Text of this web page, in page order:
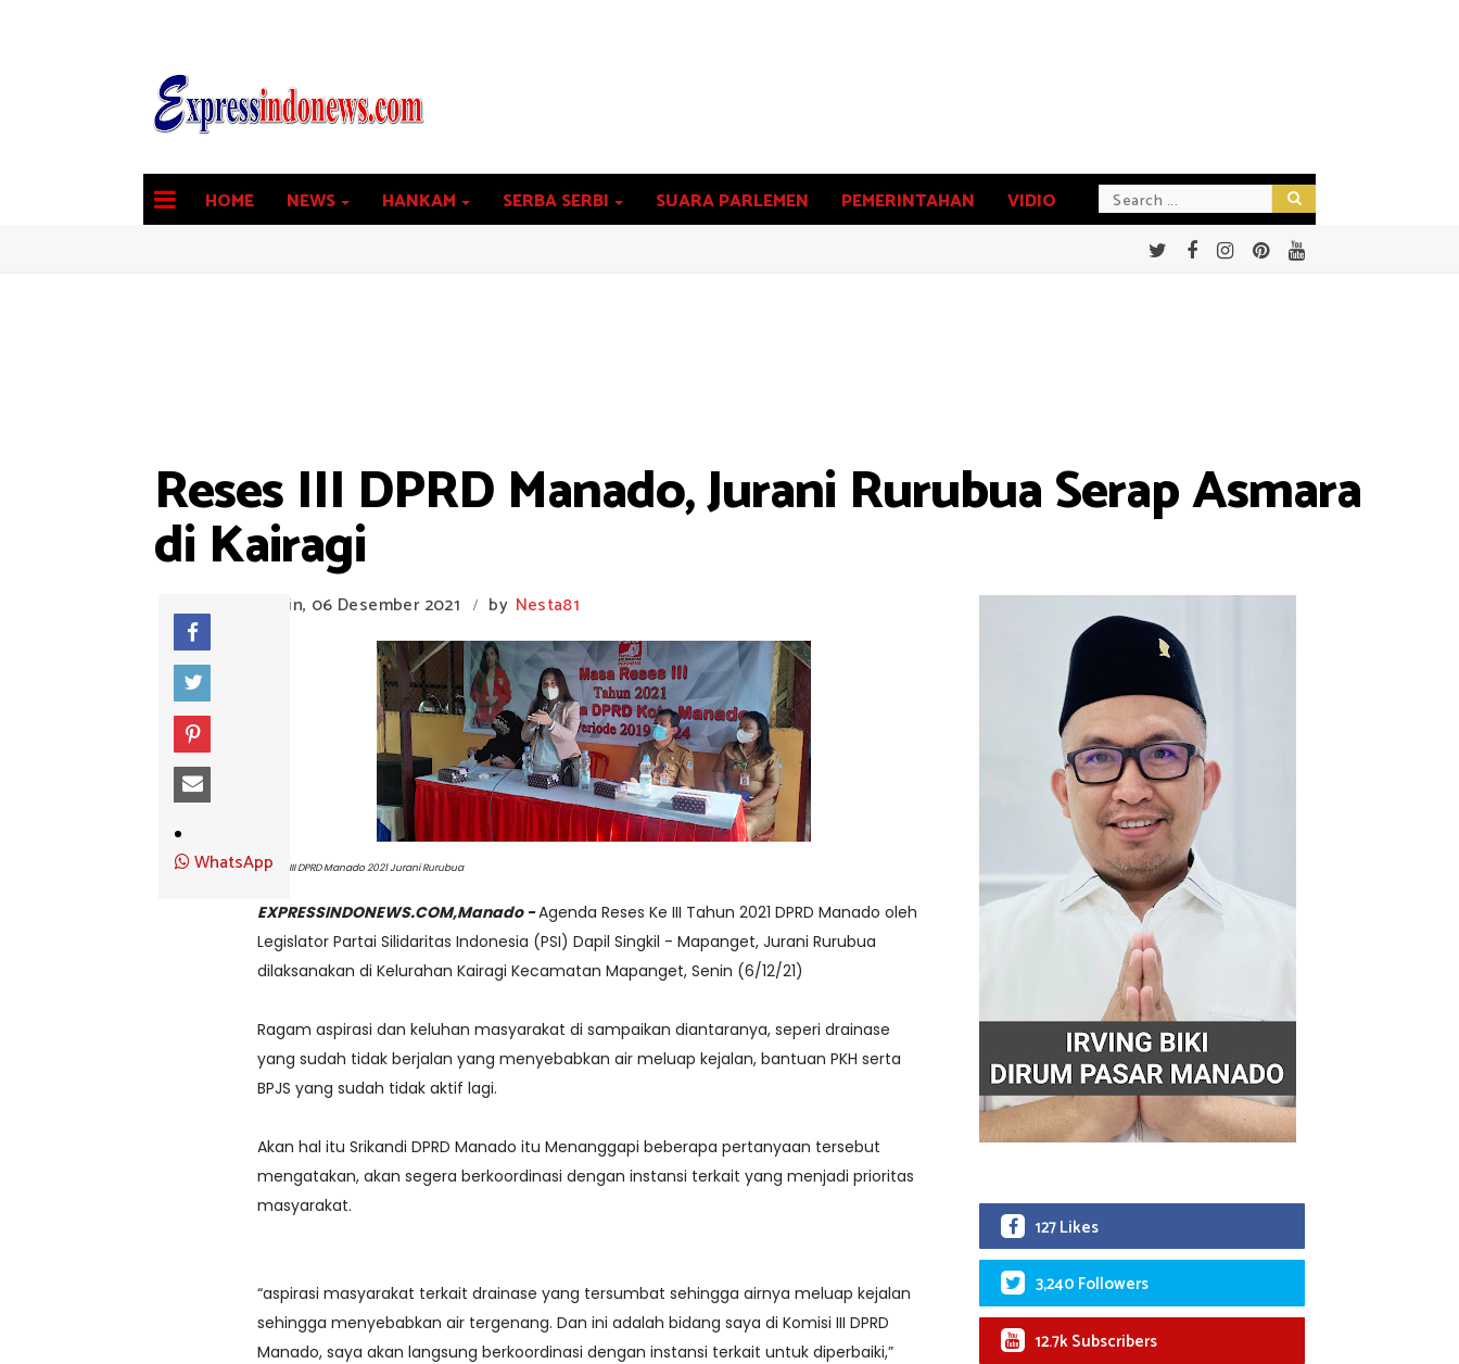
HOME NEWS HANKAM SERBA SERBI SUARA PARLEMEN PEMERINTAHAN VIDIO
Reses III DPRD Manado, Jurani Rurubua Serap Asmara
di Kairagi
Senin, 06 Desember 2021 / by Nesta81
WhatsAppReses III DPRD Manado 2021 Jurani Rurubua
EXPRESSINDONEWS.COM,Manado -Agenda Reses Ke III Tahun 2021 DPRD Manado oleh
Legislator Partai Silidaritas Indonesia (PSI) Dapil Singkil - Mapanget, Jurani Rurubua
dilaksanakan di Kelurahan Kairagi Kecamatan Mapanget, Senin (6/12/21)
Ragam aspirasi dan keluhan masyarakat di sampaikan diantaranya, seperi drainase
yang sudah tidak berjalan yang menyebabkan air meluap kejalan, bantuan PKH serta
BPJS yang sudah tidak aktif lagi.
Akan hal itu Srikandi DPRD Manado itu Menanggapi beberapa pertanyaan tersebut
mengatakan, akan segera berkoordinasi dengan instansi terkait yang menjadi prioritas
masyarakat.
“aspirasi masyarakat terkait drainase yang tersumbat sehingga airnya meluap kejalan
sehingga menyebabkan air tergenang. Dan ini adalah bidang saya di Komisi III DPRD
Manado, saya akan langsung berkoordinasi dengan instansi terkait untuk diperbaiki,”
127 Likes
3,240 Followers
12.7k Subscribers